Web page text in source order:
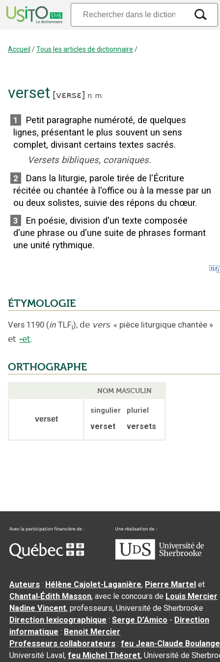
Accueil /Tous les articles de dictionnaire /
verset [vɛʀsɛ] n. m.
1
Petit paragraphe numéroté, de quelques
lignes, présentant le plus souvent un sens
complet, divisant certains textes sacrés.
Versets bibliques, coraniques.
2
Dans la liturgie, parole tirée de l'Écriture
récitée ou chantée à l'office ou à la messe par un
ou deux solistes, suivie des répons du chœur.
3
En poésie, division d'un texte composée
d'une phrase ou d'une suite de phrases formant
une unité rythmique.
ÉTYMOLOGIE
Vers 1190 (in TLFi); de vers « pièce liturgique chantée »
et -et.
ORTHOGRAPHE
NOM MASCULIN
verset
singulier pluriel
verset versets
Auteurs : Hélène Cajolet-Laganière, Pierre Martel et
Chantal‑Édith Masson, avec le concours de Louis Mercier
Nadine Vincent, professeurs, Université de Sherbrooke
Direction lexicographique :Serge D’Amico - Direction
informatique : Benoit Mercier
Professeurs collaborateurs :feu Jean-Claude
Université Laval,feu Michel Théoret, Université de